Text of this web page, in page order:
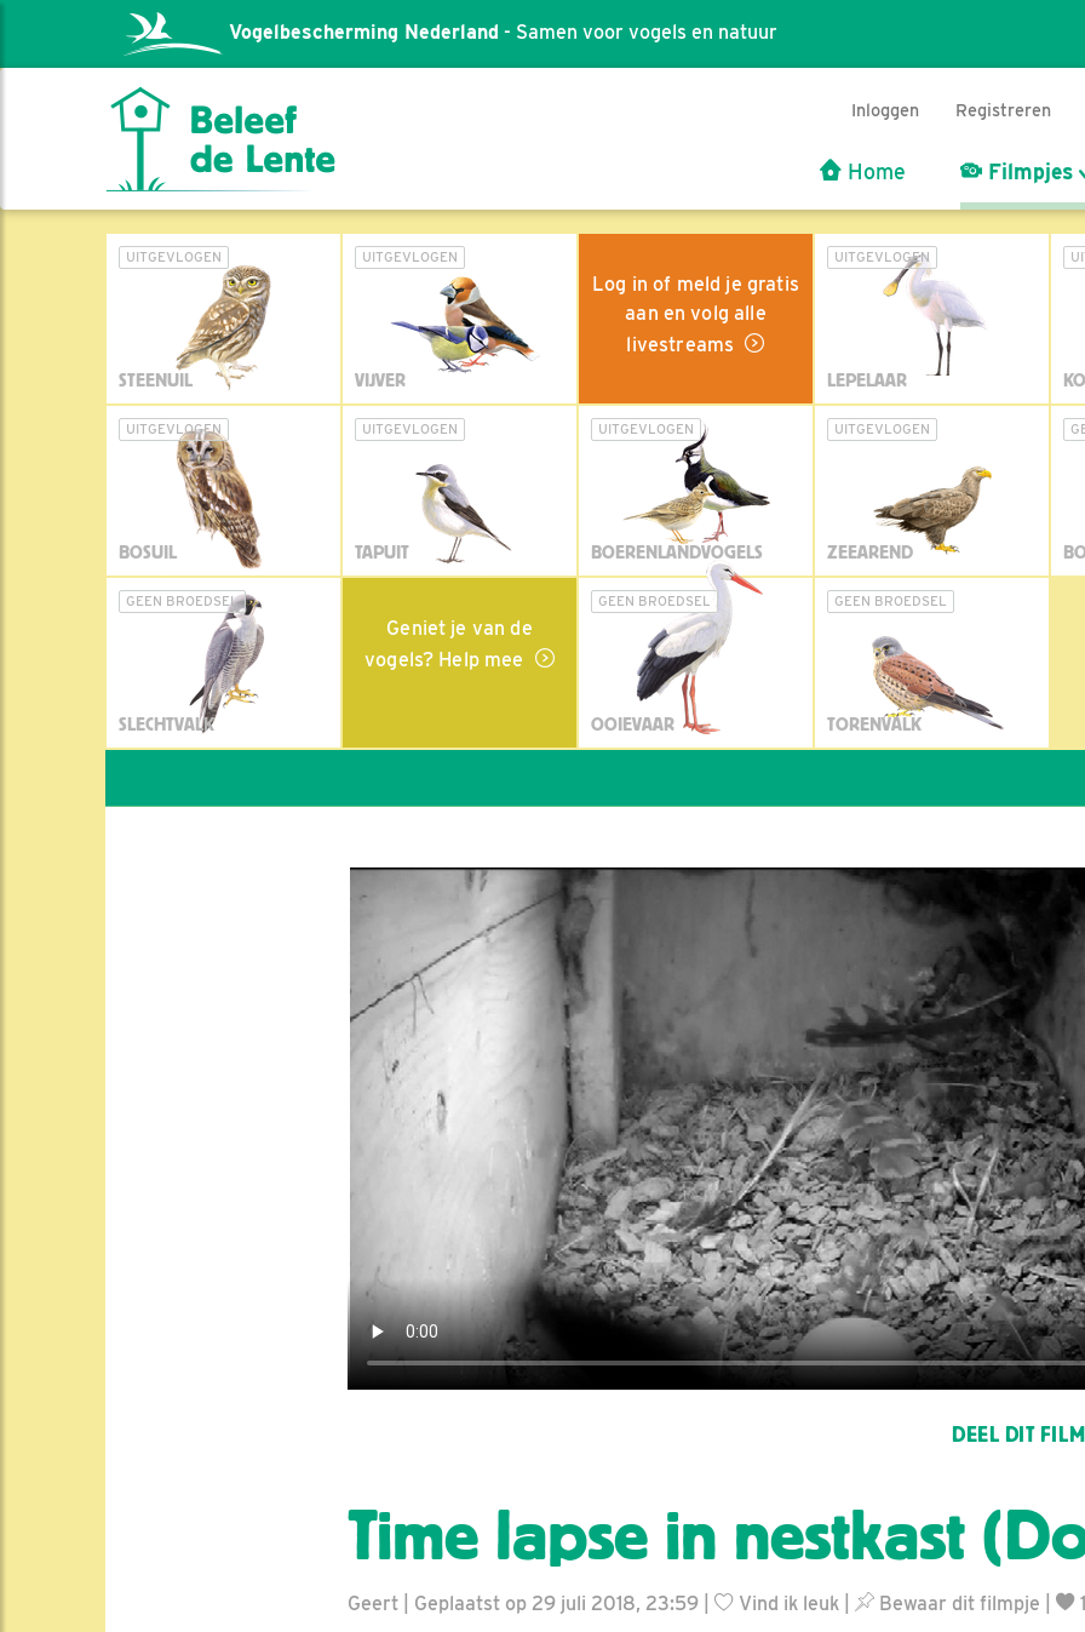
Vogelbescherming Nederland - Samen voor vogels en natuur
Inloggen Registreren
Home Filmpjes
UITGEVLOGEN
STEENUIL
UITGEVLOGEN
VIJVER
Log in of meld je gratis
aan en volg alle
livestreams
UITGEVLOGEN
LEPELAAR
UITGEVLOGEN
BOSUIL
UITGEVLOGEN
TAPUIT
UITGEVLOGEN
BOERENLANDVOGELS
UITGEVLOGEN
ZEEAREND
GEEN BROEDSEL
SLECHTVALK
Geniet je van de
vogels? Help mee
GEEN BROEDSEL
OOIEVAAR
GEEN BROEDSEL
TORENVALK
DEEL DIT
Time lapse in nestkast
Geert | Geplaatst op 29 juli 2018, 23:59 | Vind ik leuk Bewaar dit filmpje